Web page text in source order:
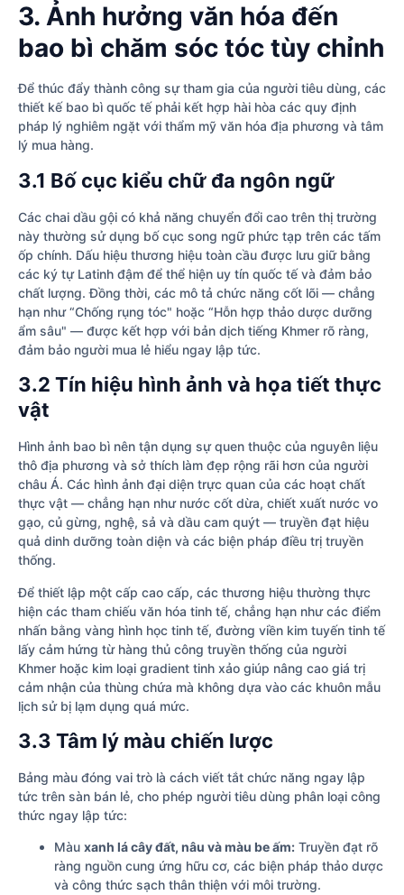
3. Ảnh hưởng văn hóa đến
bao bì chăm sóc tóc tùy chỉnh
Để thúc đẩy thành công sự tham gia của người tiêu dùng, các
thiết kế bao bì quốc tế phải kết hợp hài hòa các quy định
pháp lý nghiêm ngặt với thẩm mỹ văn hóa địa phương và tâm
lý mua hàng.
3.1 Bố cục kiểu chữ đa ngôn ngữ
Các chai dầu gội có khả năng chuyển đổi cao trên thị trường
này thường sử dụng bố cục song ngữ phức tạp trên các tấm
ốp chính. Dấu hiệu thương hiệu toàn cầu được lưu giữ bằng
các ký tự Latinh đậm để thể hiện uy tín quốc tế và đảm bảo
chất lượng. Đồng thời, các mô tả chức năng cốt lõi — chẳng
hạn như “Chống rụng tóc" hoặc “Hỗn hợp thảo dược dưỡng
ẩm sâu" — được kết hợp với bản dịch tiếng Khmer rõ ràng,
đảm bảo người mua lẻ hiểu ngay lập tức.
3.2 Tín hiệu hình ảnh và họa tiết thực
vật
Hình ảnh bao bì nên tận dụng sự quen thuộc của nguyên liệu
thô địa phương và sở thích làm đẹp rộng rãi hơn của người
châu Á. Các hình ảnh đại diện trực quan của các hoạt chất
thực vật — chẳng hạn như nước cốt dừa, chiết xuất nước vo
gạo, củ gừng, nghệ, sả và dầu cam quýt — truyền đạt hiệu
quả dinh dưỡng toàn diện và các biện pháp điều trị truyền
thống.
Để thiết lập một cấp cao cấp, các thương hiệu thường thực
hiện các tham chiếu văn hóa tinh tế, chẳng hạn như các điểm
nhấn bằng vàng hình học tinh tế, đường viền kim tuyến tinh tế
lấy cảm hứng từ hàng thủ công truyền thống của người
Khmer hoặc kim loại gradient tinh xảo giúp nâng cao giá trị
cảm nhận của thùng chứa mà không dựa vào các khuôn mẫu
lịch sử bị lạm dụng quá mức.
3.3 Tâm lý màu chiến lược
Bảng màu đóng vai trò là cách viết tắt chức năng ngay lập
tức trên sàn bán lẻ, cho phép người tiêu dùng phân loại công
thức ngay lập tức:
Màu xanh lá cây đất, nâu và màu be ấm: Truyền đạt rõ
ràng nguồn cung ứng hữu cơ, các biện pháp thảo dược
và công thức sạch thân thiện với môi trường.